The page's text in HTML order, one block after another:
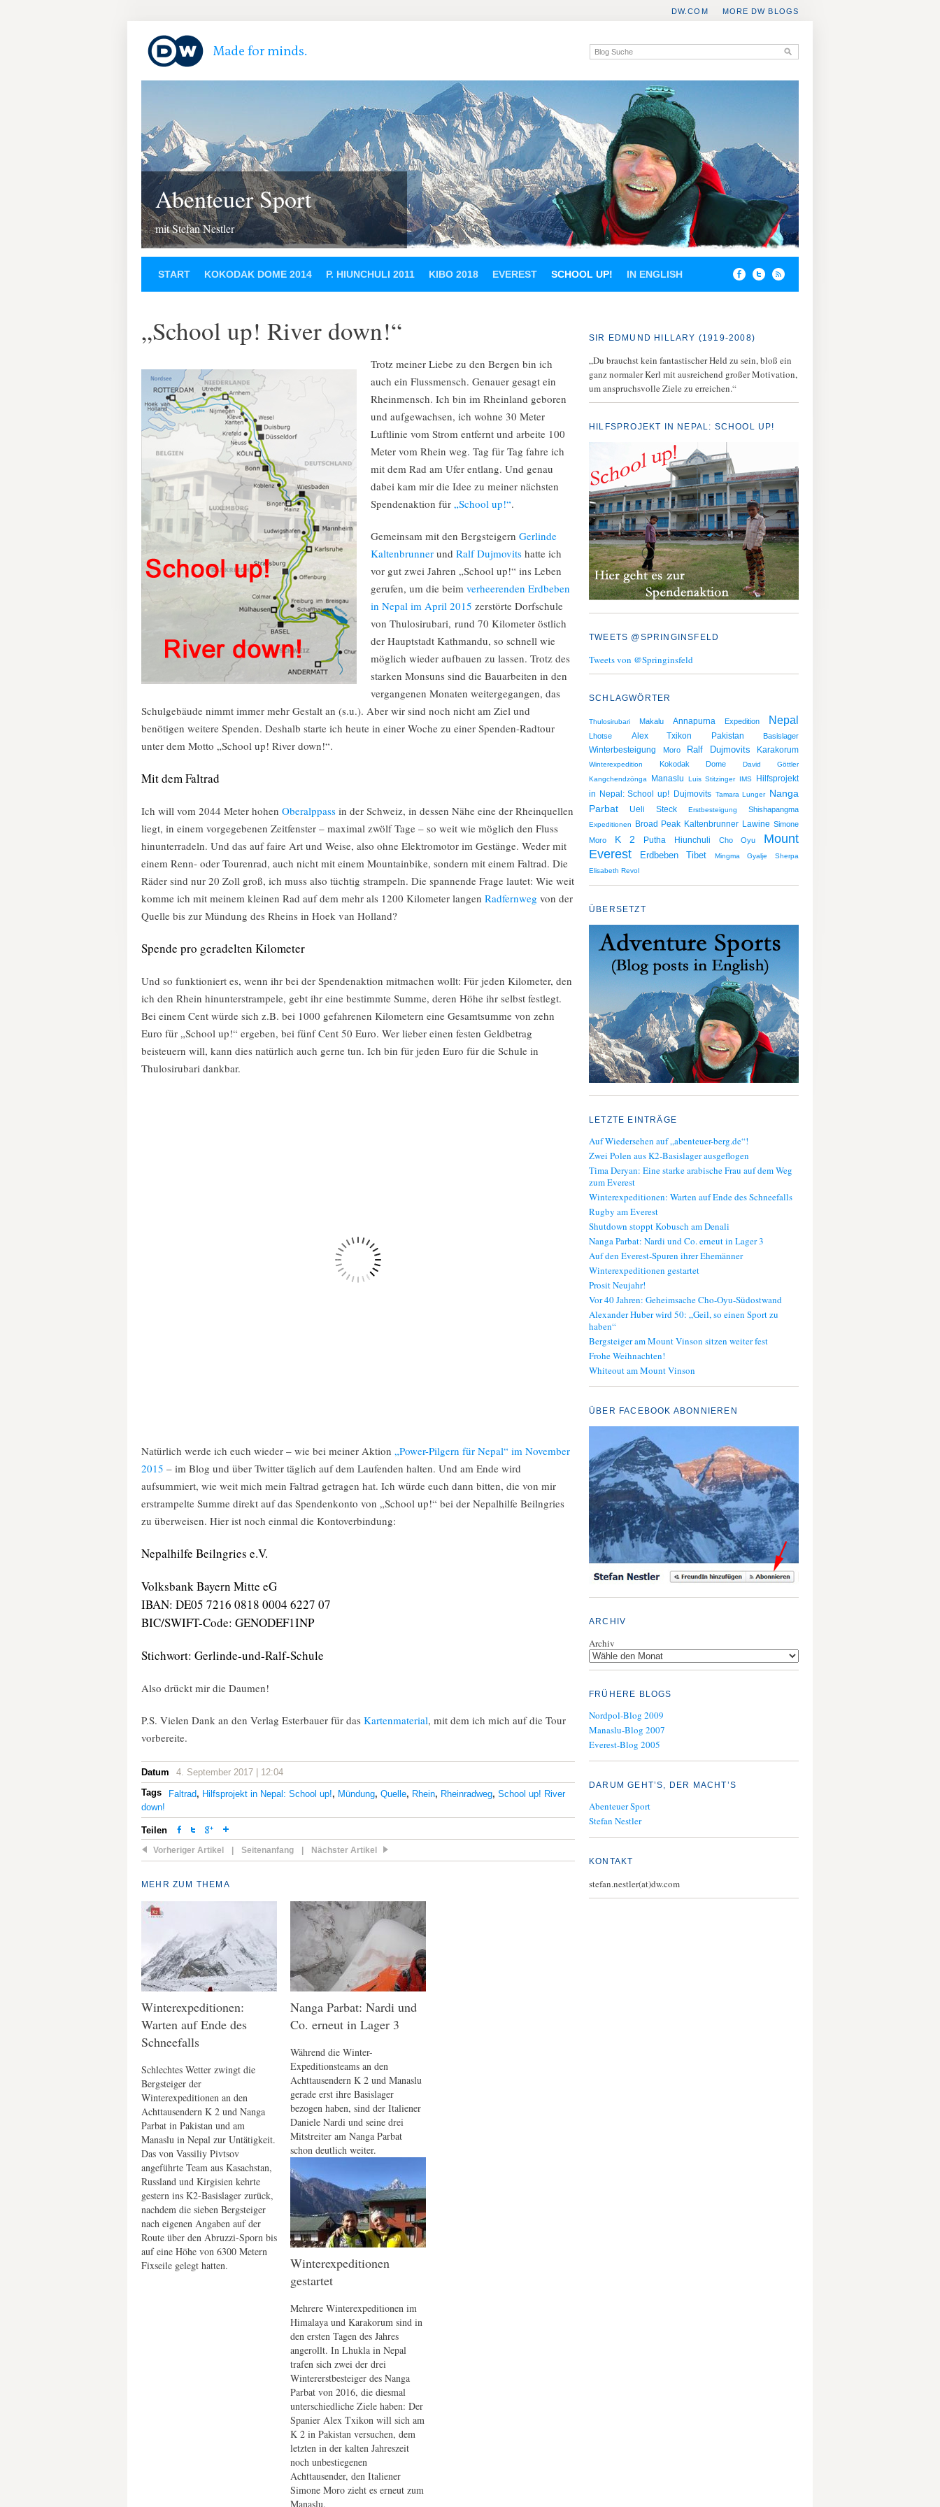
MORE DW BLOGS
DW.COM
Abenteuer Sport
mit Stefan Nestler
START KOKODAK DOME 2014 P. HIUNCHULI 2011 KIBO 2018 EVEREST SCHOOL UP! IN ENGLISH
„School up! River down!“
Trotz meiner Liebe zu den Bergen bin ich
auch ein Flussmensch. Genauer gesagt ein
Rheinmensch. Ich bin im Rheinland geboren
und aufgewachsen, ich wohne 30 Meter
Luftlinie vom Strom entfernt und arbeite 100
Meter vom Rhein weg. Tag für Tag fahre ich
mit dem Rad am Ufer entlang. Und genau
dabei kam mir die Idee zu meiner nächsten
Spendenaktion für „School up!“.
Gemeinsam mit den Bergsteigern Gerlinde
Kaltenbrunner und Ralf Dujmovits hatte ich
vor gut zwei Jahren „School up!“ ins Leben
gerufen, um die beim verheerenden Erdbeben
in Nepal im April 2015 zerstörte Dorfschule
von Thulosirubari, rund 70 Kilometer östlich
der Hauptstadt Kathmandu, so schnell wie
möglich wieder aufbauen zu lassen. Trotz des
starken Monsuns sind die Bauarbeiten in den
vergangenen Monaten weitergegangen, das
Schulgebäude nimmt immer mehr Gestalt an (s.u.). Aber wir sind noch nicht am Ziel und
benötigen weitere Spenden. Deshalb starte ich heute in einer Woche zu einer Spenden-Radtour
unter dem Motto „School up! River down!“.
Mit dem Faltrad
Ich will vom 2044 Meter hohen Oberalppass in der Schweiz, in dessen Nähe eine der Rheinquellen
liegt, in einem vorgegebenen Zeitfenster – maximal zwölf Tage – so weit wie möglich den Fluss
hinunterradeln. Und das auf faire Art und Weise, also ohne Elektromotor im Gestänge. Weder mit
einem Renn- oder Tourenrad, auch nicht mit einem Mountainbike, sondern mit einem Faltrad. Die
Räder sind nur 20 Zoll groß, ich muss also tüchtig strampeln. Die spannende Frage lautet: Wie weit
komme ich mit meinem kleinen Rad auf dem mehr als 1200 Kilometer langen Radfernweg von der
Quelle bis zur Mündung des Rheins in Hoek van Holland?
Spende pro geradelten Kilometer
Und so funktioniert es, wenn ihr bei der Spendenaktion mitmachen wollt: Für jeden Kilometer, den
ich den Rhein hinunterstrampele, gebt ihr eine bestimmte Summe, deren Höhe ihr selbst festlegt.
Bei einem Cent würde sich z.B. bei 1000 gefahrenen Kilometern eine Gesamtsumme von zehn
Euro für „School up!“ ergeben, bei fünf Cent 50 Euro. Wer lieber einen festen Geldbetrag
beisteuern will, kann dies natürlich auch gerne tun. Ich bin für jeden Euro für die Schule in
Thulosirubari dankbar.
Natürlich werde ich euch wieder – wie bei meiner Aktion „Power-Pilgern für Nepal“ im November
2015 – im Blog und über Twitter täglich auf dem Laufenden halten. Und am Ende wird
aufsummiert, wie weit mich mein Faltrad getragen hat. Ich würde euch dann bitten, die von mir
erstrampelte Summe direkt auf das Spendenkonto von „School up!“ bei der Nepalhilfe Beilngries
zu überweisen. Hier ist noch einmal die Kontoverbindung:
Nepalhilfe Beilngries e.V.
Volksbank Bayern Mitte eG
IBAN: DE05 7216 0818 0004 6227 07
BIC/SWIFT-Code: GENODEF1INP
Stichwort: Gerlinde-und-Ralf-Schule
Also drückt mir die Daumen!
P.S. Vielen Dank an den Verlag Esterbauer für das Kartenmaterial, mit dem ich mich auf die Tour
vorbereite.
Datum
4. September 2017 | 12:04
Tags
Faltrad, Hilfsprojekt in Nepal: School up!, Mündung, Quelle, Rhein, Rheinradweg, School up! River
down!
Teilen
Vorheriger Artikel Seitenanfang Nächster Artikel
MEHR ZUM THEMA
Winterexpeditionen:
Warten auf Ende des
Schneefalls
Schlechtes Wetter zwingt die
Bergsteiger der
Winterexpeditionen an den
Achttausendern K 2 und Nanga
Parbat in Pakistan und am
Manaslu in Nepal zur Untätigkeit.
Das von Vassiliy Pivtsov
angeführte Team aus Kasachstan,
Russland und Kirgisien kehrte
gestern ins K2-Basislager zurück,
nachdem die sieben Bergsteiger
nach eigenen Angaben auf der
Route über den Abruzzi-Sporn bis
auf eine Höhe von 6300 Metern
Fixseile gelegt hatten.
Nanga Parbat: Nardi und
Co. erneut in Lager 3
Während die Winter-
Expeditionsteams an den
Achttausendern K 2 und Manaslu
gerade erst ihre Basislager
bezogen haben, sind der Italiener
Daniele Nardi und seine drei
Mitstreiter am Nanga Parbat
schon deutlich weiter.
Winterexpeditionen
gestartet
Mehrere Winterexpeditionen im
Himalaya und Karakorum sind in
den ersten Tagen des Jahres
angerollt. In Lhukla in Nepal
trafen sich zwei der drei
Wintererstbesteiger des Nanga
Parbat von 2016, die diesmal
unterschiedliche Ziele haben: Der
Spanier Alex Txikon will sich am
K 2 in Pakistan versuchen, dem
letzten in der kalten Jahreszeit
noch unbestiegenen
Achttausender, den Italiener
Simone Moro zieht es erneut zum
Manaslu.
SIR EDMUND HILLARY (1919-2008)
„Du brauchst kein fantastischer Held zu sein, bloß ein
ganz normaler Kerl mit ausreichend großer Motivation,
um anspruchsvolle Ziele zu erreichen.“
HILFSPROJEKT IN NEPAL: SCHOOL UP!
TWEETS @SPRINGINSFELD
Tweets von @Springinsfeld
SCHLAGWÖRTER
Thulosirubari Makalu Annapurna Expedition Nepal
Lhotse Alex Txikon Pakistan Basislager
Winterbesteigung Moro Ralf Dujmovits Karakorum
Winterexpedition Kokodak Dome
David Göttler
Kangchendzönga
Manaslu Luis Stitzinger IMS
Hilfsprojekt
in Nepal: School up! Dujmovits Tamara Lunger
Nanga
Parbat
Ueli Steck Erstbesteigung Shishapangma
Expeditionen Broad Peak Kaltenbrunner Lawine Simone
Moro
K 2 Putha Hiunchuli Cho Oyu
Mount
Everest
Erdbeben Tibet
Mingma Gyalje Sherpa
Elisabeth Revol
ÜBERSETZT
LETZTE EINTRÄGE
Auf Wiedersehen auf „abenteuer-berg.de“!
Zwei Polen aus K2-Basislager ausgeflogen
Tima Deryan: Eine starke arabische Frau auf dem Weg
zum Everest
Winterexpeditionen: Warten auf Ende des Schneefalls
Rugby am Everest
Shutdown stoppt Kobusch am Denali
Nanga Parbat: Nardi und Co. erneut in Lager 3
Auf den Everest-Spuren ihrer Ehemänner
Winterexpeditionen gestartet
Prosit Neujahr!
Vor 40 Jahren: Geheimsache Cho-Oyu-Südostwand
Alexander Huber wird 50: „Geil, so einen Sport zu
haben“
Bergsteiger am Mount Vinson sitzen weiter fest
Frohe Weihnachten!
Whiteout am Mount Vinson
ÜBER FACEBOOK ABONNIEREN
ARCHIV
Archiv
FRÜHERE BLOGS
Nordpol-Blog 2009
Manaslu-Blog 2007
Everest-Blog 2005
DARUM GEHT’S, DER MACHT’S
Abenteuer Sport
Stefan Nestler
KONTAKT
stefan.nestler(at)dw.com